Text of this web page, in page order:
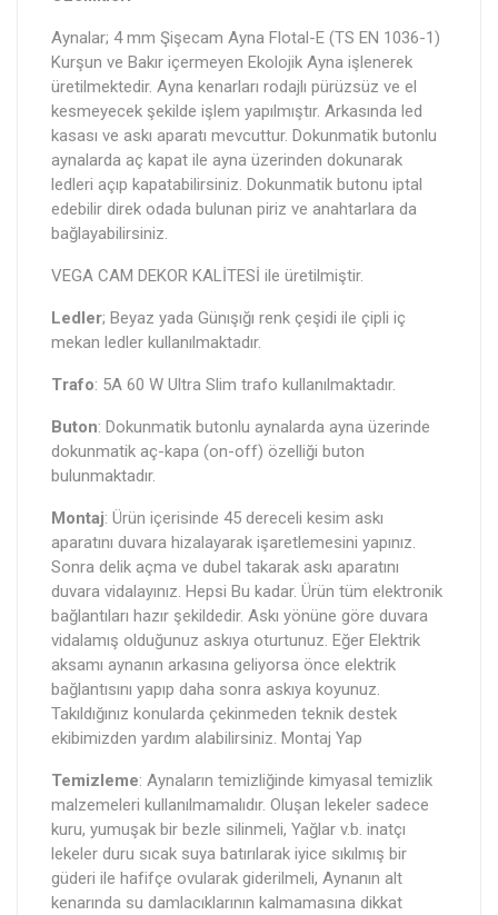
Aynalar; 4 mm Şişecam Ayna Flotal-E (TS EN 1036-1)
Kurşun ve Bakır içermeyen Ekolojik Ayna işlenerek
üretilmektedir. Ayna kenarları rodajlı pürüzsüz ve el
kesmeyecek şekilde işlem yapılmıştır. Arkasında led
kasası ve askı aparatı mevcuttur. Dokunmatik butonlu
aynalarda aç kapat ile ayna üzerinden dokunarak
ledleri açıp kapatabilirsiniz. Dokunmatik butonu iptal
edebilir direk odada bulunan piriz ve anahtarlara da
bağlayabilirsiniz.
VEGA CAM DEKOR KALİTESİ ile üretilmiştir.
Ledler; Beyaz yada Günışığı renk çeşidi ile çipli iç
mekan ledler kullanılmaktadır.
Trafo: 5A 60 W Ultra Slim trafo kullanılmaktadır.
Buton: Dokunmatik butonlu aynalarda ayna üzerinde
dokunmatik aç-kapa (on-off) özelliği buton
bulunmaktadır.
Montaj: Ürün içerisinde 45 dereceli kesim askı
aparatını duvara hizalayarak işaretlemesini yapınız.
Sonra delik açma ve dubel takarak askı aparatını
duvara vidalayınız. Hepsi Bu kadar. Ürün tüm elektronik
bağlantıları hazır şekildedir. Askı yönüne göre duvara
vidalamış olduğunuz askıya oturtunuz. Eğer Elektrik
aksamı aynanın arkasına geliyorsa önce elektrik
bağlantısını yapıp daha sonra askıya koyunuz.
Takıldığınız konularda çekinmeden teknik destek
ekibimizden yardım alabilirsiniz. Montaj Yap
Temizleme: Aynaların temizliğinde kimyasal temizlik
malzemeleri kullanılmamalıdır. Oluşan lekeler sadece
kuru, yumuşak bir bezle silinmeli, Yağlar v.b. inatçı
lekeler duru sıcak suya batırılarak iyice sıkılmış bir
güderi ile hafifçe ovularak giderilmeli, Aynanın alt
kenarında su damlacıklarının kalmamasına dikkat